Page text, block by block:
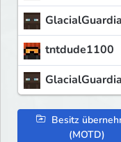
tntdude1100
Besitz
(MOTD)